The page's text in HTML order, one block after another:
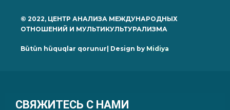
© 2022, ЦЕНТР АНАЛИЗА МЕЖДУНАРОДНЫХ
ОТНОШЕНИЙ И МУЛЬТИКУЛЬТУРАЛИЗМА
Bütün hüquqlar qorunur| Design by Midiya
СВЯЖИТЕСЬ С НАМИ